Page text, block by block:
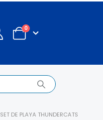
0
SET DE PLAYA THUNDERCATS